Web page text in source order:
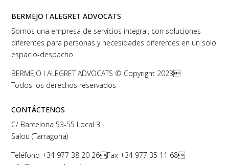
BERMEJO I ALEGRET ADVOCATS
Somos una empresa de servicios integral, con soluciones
diferentes para personas y necesidades diferentes en un solo
espacio-despacho.
BERMEJO I ALEGRET ADVOCATS © Copyright 2023
Todos los derechos reservados
CONTÁCTENOS
C/ Barcelona 53-55 Local 3
Salou (Tarragona)
Teléfono +34 977 38 20 26Fax +34 977 35 11 68